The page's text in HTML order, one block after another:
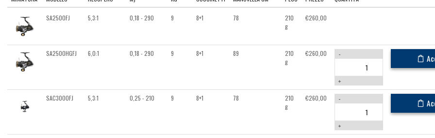
SA2500FJ 5,3:1 0,18 - 290 9 8+1 78
210
g
€260,00
SA2500HGFJ 6,0:1 0,18 - 290 9 8+1 89
210
g
€260,00 -
+
SAC3000FJ 5,3:1 0,25 - 210 9 8+1 78
210
g
€260,00 -
+